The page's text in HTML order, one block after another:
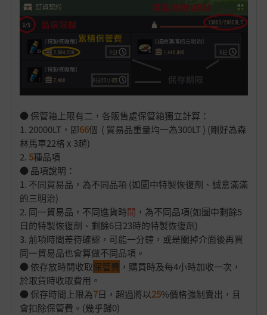
● 保管箱上限有二，各販售處保管箱獨立計算：
1. 20000LT，即66個 ( 貿易品重量均一為300LT ) (剛好為森
林馬車22格 x 3趟)
2. 5種品項
● 品項說明：
1. 不同貿易品，為不同品項 (如圖中特製恢復劑、誠意滿滿
的三明治)
2. 同一貿易品，不同進貨時間 ，為不同品項(如圖中剩餘5
日的特製恢復劑、剩餘6日23時的特製恢復劑)
3. 前項時間差待確認，可能一分鐘，或是關掉介面後再買
同一貿易品也會算做不同品項。
● 依存放時間收取保管費 ，購買時及每4小時加收一次，
於取貨時收取費用。
● 保存時間上限為7日，超過將以25%價格強制賣出，且
會扣除保管費。(幾乎歸0)